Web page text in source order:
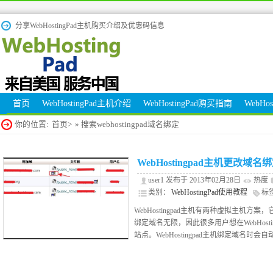
分享WebHostingPad主机购买介绍及优惠码信息
首页 WebHostingPad主机介绍 WebHostingPad购买指南
你的位置: 首页> » 搜索webhostingpad域名绑定
WebHostingpad主机更改域名
user1 发布于 2013年02月28日
热度
类别：
WebHostingPad使用教程
标
webhostingpad域名绑定
WebHostingpad主机有两种虚拟主机方案
绑定域名无限，因此很多用户想在
站点。WebHostingpad主机绑定域名时会自